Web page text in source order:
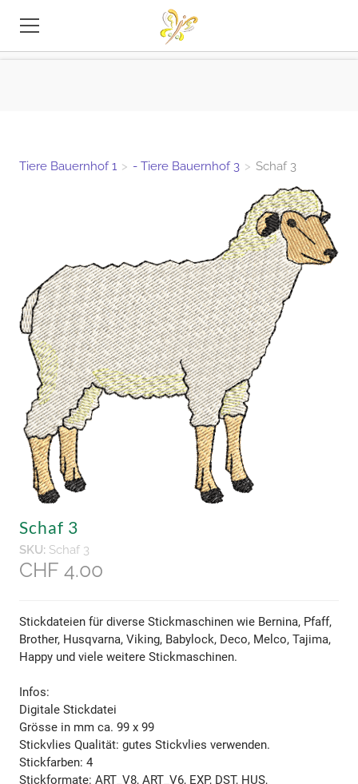
Tiere Bauernhof 1 > - Tiere Bauernhof 3 > Schaf 3
Schaf 3
SKU: Schaf 3
CHF 4.00
Stickdateien für diverse Stickmaschinen wie Bernina, Pfaff,
Brother, Husqvarna, Viking, Babylock, Deco, Melco, Tajima,
Happy und viele weitere Stickmaschinen.
​Infos:
Digitale Stickdatei
Grösse in mm ca. 99 x 99
Stickvlies Qualität: gutes Stickvlies verwenden.
Stickfarben: 4
Stickformate: ART_V8, ART_V6, EXP, DST, HUS,